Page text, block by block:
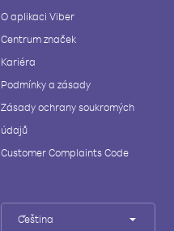
O aplikaci Viber
Centrum značek
Kariéra
Podmínky a zásady
Zásady ochrany soukromých
údajů
Customer Complaints Code
Čeština